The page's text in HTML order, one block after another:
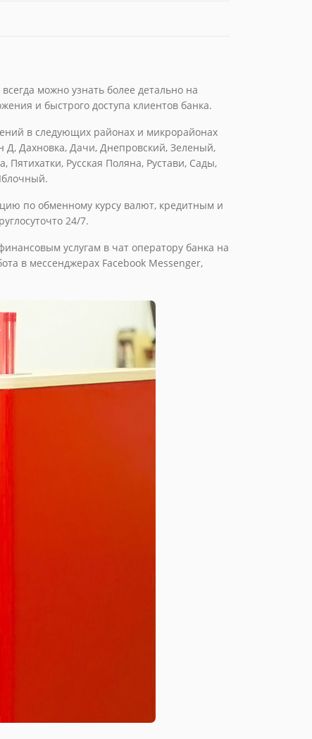
можно узнать более детально на
и быстрого доступа клиентов банка.
в следующих районах и микрорайонах
Д, Дахновка, Дачи, Днепровский, Зеленый,
Русская Поляна, Рустави, Сады,
по обменному курсу валют, кредитным и
24/7.
услугам в чат оператору банка на
в мессенджерах Facebook Messenger,